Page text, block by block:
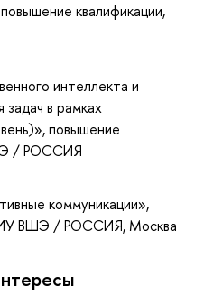
квалификации,
интеллекта и
в рамках
, повышение
/ РОССИЯ
коммуникации»,
ВШЭ / РОССИЯ, Москва